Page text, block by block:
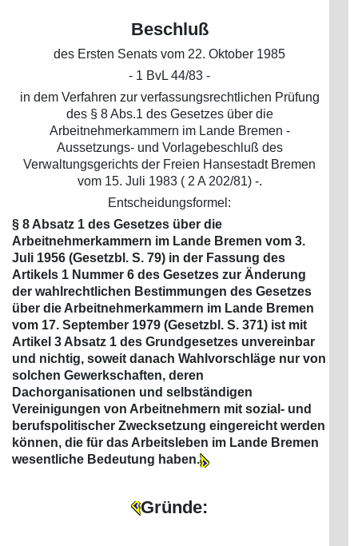
Beschluß
des Ersten Senats vom 22. Oktober 1985
- 1 BvL 44/83 -
in dem Verfahren zur verfassungsrechtlichen Prüfung
des § 8 Abs.1 des Gesetzes über die
Arbeitnehmerkammern im Lande Bremen -
Aussetzungs- und Vorlagebeschluß des
Verwaltungsgerichts der Freien Hansestadt Bremen
vom 15. Juli 1983 ( 2 A 202/81) -.
Entscheidungsformel:
§ 8 Absatz 1 des Gesetzes über die
Arbeitnehmerkammern im Lande Bremen vom 3.
Juli 1956 (Gesetzbl. S. 79) in der Fassung des
Artikels 1 Nummer 6 des Gesetzes zur Änderung
der wahlrechtlichen Bestimmungen des Gesetzes
über die Arbeitnehmerkammern im Lande Bremen
vom 17. September 1979 (Gesetzbl. S. 371) ist mit
Artikel 3 Absatz 1 des Grundgesetzes unvereinbar
und nichtig, soweit danach Wahlvorschläge nur von
solchen Gewerkschaften, deren
Dachorganisationen und selbständigen
Vereinigungen von Arbeitnehmern mit sozial- und
berufspolitischer Zwecksetzung eingereicht werden
können, die für das Arbeitsleben im Lande Bremen
wesentliche Bedeutung haben.
Gründe: